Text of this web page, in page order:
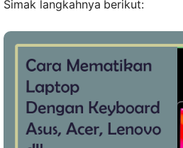
Simak langkahnya berikut: